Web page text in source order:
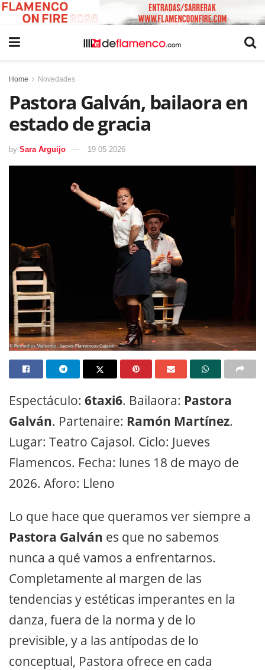
Home Novedades
Pastora Galván, bailaora en
estado de gracia
by Sara Arguijo 19 05 2026
Espectáculo: 6taxi6. Bailaora: Pastora
Galván. Partenaire: Ramón Martínez.
Lugar: Teatro Cajasol. Ciclo: Jueves
Flamencos. Fecha: lunes 18 de mayo de
2026. Aforo: Lleno
Lo que hace que queramos ver siempre a
Pastora Galván es que no sabemos
nunca a qué vamos a enfrentarnos.
Completamente al margen de las
tendencias y estéticas imperantes en la
danza, fuera de la norma y de lo
previsible, y a las antípodas de lo
conceptual, Pastora ofrece en cada